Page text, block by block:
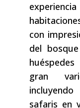
con
del
gran
safaris en